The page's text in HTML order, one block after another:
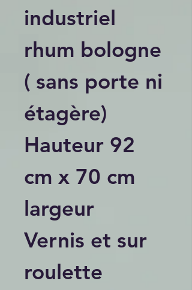
industriel
rhum bologne
( sans porte ni
étagère)
Hauteur 92
cm x 70 cm
largeur
Vernis et sur
roulette